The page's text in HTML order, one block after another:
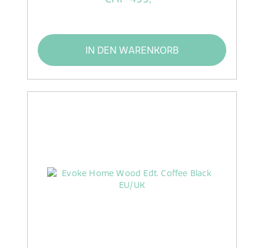
IN DEN WARENKORB